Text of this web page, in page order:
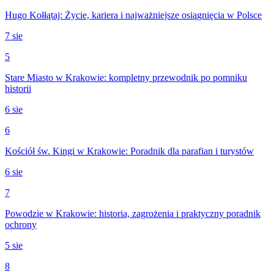
Hugo Kołłątaj: Życie, kariera i najważniejsze osiągnięcia w Polsce
7 sie
5
Stare Miasto w Krakowie: kompletny przewodnik po pomniku
historii
6 sie
6
Kościół św. Kingi w Krakowie: Poradnik dla parafian i turystów
6 sie
7
Powodzie w Krakowie: historia, zagrożenia i praktyczny poradnik
ochrony
5 sie
8